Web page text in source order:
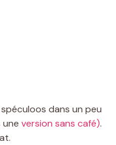
dans un peu
version sans café).